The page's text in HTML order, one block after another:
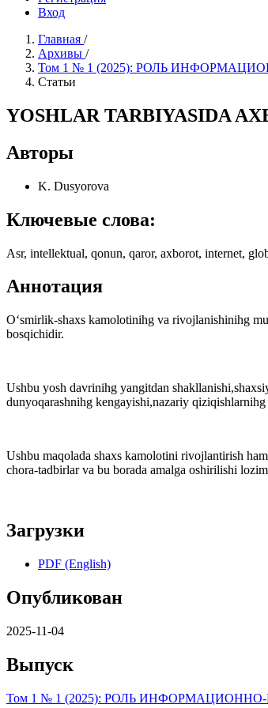
Вход
Главная /
Архивы /
Том 1 № 1 (2025): РОЛЬ
Статьи
YOSHLAR TARBIYASIDA
Авторы
K. Dusyorova
Ключевые слова:
Asr, intellektual, qonun, qaror, axborot, internet,
Аннотация
O‘smirlik-shaxs kamolotinihg va rivojlanishinihg
bosqichidir.
Ushbu yosh davrinihg yangitdan
dunyoqarashnihg kengayishi,nazariy
Ushbu maqolada shaxs kamolotini rivojlantirish
chora-tadbirlar va bu borada amalga oshirilishi
Загрузки
PDF (English)
Опубликован
2025-11-04
Выпуск
Том 1 № 1 (2025): РОЛЬ